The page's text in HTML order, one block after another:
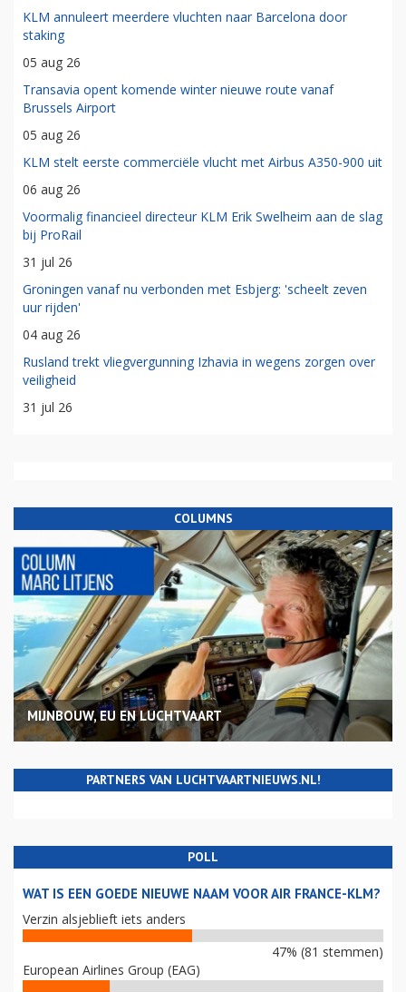
KLM annuleert meerdere vluchten naar Barcelona door
staking
05 aug 26
Transavia opent komende winter nieuwe route vanaf
Brussels Airport
05 aug 26
KLM stelt eerste commerciële vlucht met Airbus A350-900 uit
06 aug 26
Voormalig financieel directeur KLM Erik Swelheim aan de slag
bij ProRail
31 jul 26
Groningen vanaf nu verbonden met Esbjerg: 'scheelt zeven
uur rijden'
04 aug 26
Rusland trekt vliegvergunning Izhavia in wegens zorgen over
veiligheid
31 jul 26
COLUMNS
MIJNBOUW, EU EN LUCHTVAART
PARTNERS VAN LUCHTVAARTNIEUWS.NL!
POLL
WAT IS EEN GOEDE NIEUWE NAAM VOOR AIR FRANCE-KLM?
Verzin alsjeblieft iets anders
47% (81 stemmen)
European Airlines Group (EAG)